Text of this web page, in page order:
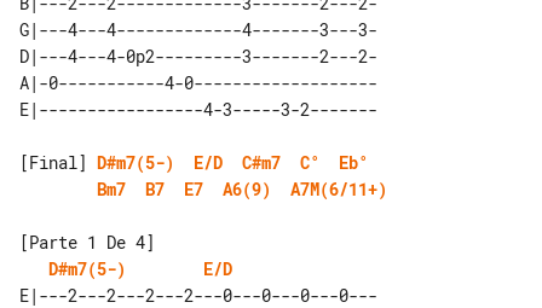
G|---4---4-------------4-------3---3-
D|---4---4-0p2---------3-------2---2-
A|-0-----------4-0-------------------
[Final] D#m7(5-) E/D C#m7 C°
Eb°
Bm7
B7 E7 A6(9) A7M(6/11+)
D#m7(5-)
E/D
E|---2---2---2---2---0---0---0---0---